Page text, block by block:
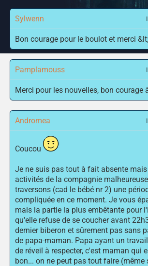
Sylwenn
Bon courage pour le boulot et merci
Pamplamouss
Merci pour les nouvelles, bon courage
Andromea
Coucou
Je ne suis pas tout à fait absente
activités de la compagnie
traversons (cad le bébé nr 2) une
compliquée en ce moment. Je vous
mais la partie la plus embêtante pour
qu'elle refuse de se coucher avant
dernier biberon et sûrement pas sans
de papa-maman. Papa ayant un
de réveil à respecter, c'est maman qui
bon... on ne peut pas tout faire (même